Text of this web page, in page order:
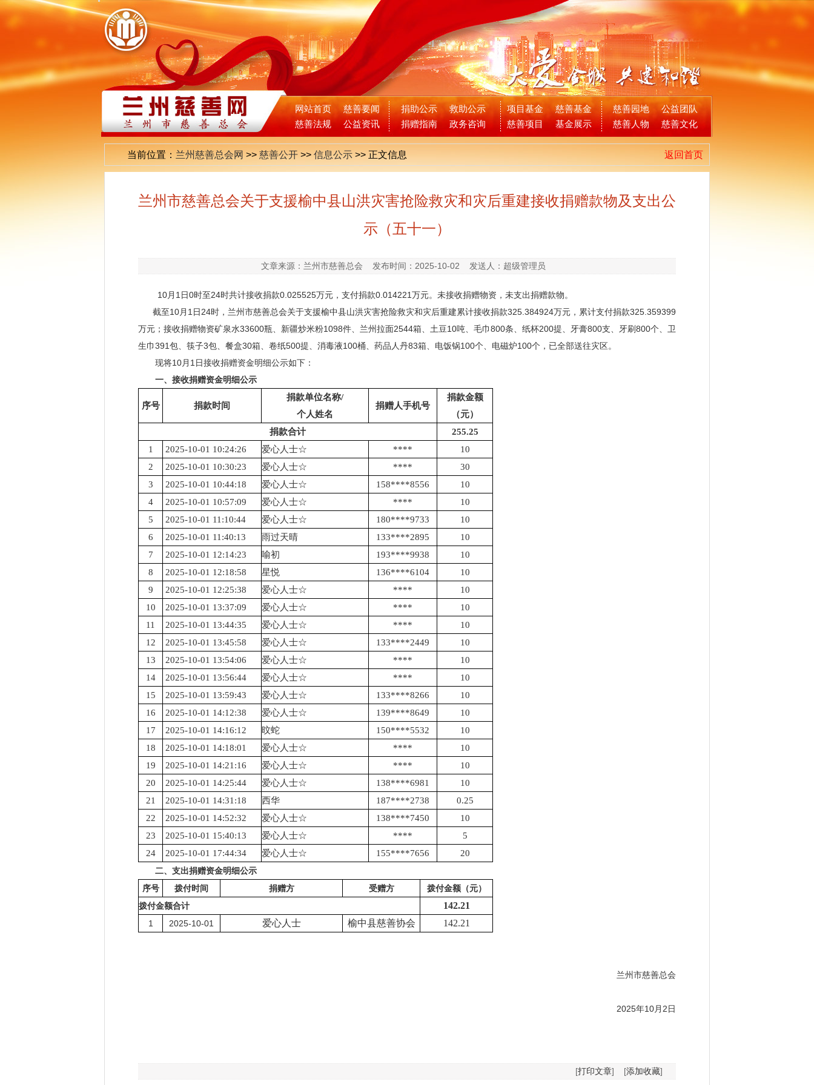
慈善园地
公益团队
慈善人物
慈善文化
项目基金
慈善基金
慈善项目
基金展示
捐助公示
救助公示
捐赠指南
政务咨询
网站首页
慈善要闻
慈善法规
公益资讯
当前位置： 兰州慈善总会网 >> 慈善公开 >> 信息公示 >> 正文信息 返回首页
兰州市慈善总会关于支援榆中县山洪灾害抢险救灾和灾后重建接收捐赠款物及支出公
示（五十一）
文章来源：兰州市慈善总会 发布时间：2025-10-02 发送人：超级管理员
10月1日0时至24时共计接收捐款0.025525万元，支付捐款0.014221万元。未接收捐赠物资，未支出捐赠款物。
截至10月1 日24时，兰州市慈善总会关于支援榆中县山洪灾害抢险救灾和灾后重建累计接收捐款325.384924万元，累计支付捐款325.359399
万元；接收捐赠物资矿泉水33600瓶、新疆炒米粉1098件、 兰州拉面2544箱、 土豆10吨、 毛巾800条、纸杯200提、牙膏800支、牙刷800个、卫
生巾391包、筷子3包、餐盒30箱、卷纸500提、消毒液100桶、药品人丹83箱、电饭锅100个、电磁炉100个， 已全部送往灾区。
现将10月1日接收捐赠资金明细公示如下：
一、接收捐赠资金明细公示
序号 捐款时间
捐款单位名称/
个人姓名
捐赠人手机号
捐款金额
（元）
捐款合计
255.25
1
2025-10-01 10:24:26 爱心人士☆ ****
10
2
2025-10-01 10:30:23 爱心人士☆ ****
30
3
2025-10-01 10:44:18 爱心人士☆ 158****8556
10
4
2025-10-01 10:57:09 爱心人士☆ ****
10
5
2025-10-01 11:10:44 爱心人士☆ 180****9733
10
6
2025-10-01 11:40:13 雨过天晴 133****2895
10
7
2025-10-01 12:14:23 喻初 193****9938
10
8
2025-10-01 12:18:58 星悦 136****6104
10
9
2025-10-01 12:25:38 爱心人士☆ ****
10
10
2025-10-01 13:37:09 爱心人士☆ ****
10
11
2025-10-01 13:44:35 爱心人士☆ ****
10
12
2025-10-01 13:45:58 爱心人士☆ 133****2449
10
13
2025-10-01 13:54:06 爱心人士☆ ****
10
14
2025-10-01 13:56:44 爱心人士☆ ****
10
15
2025-10-01 13:59:43 爱心人士☆ 133****8266
10
16
2025-10-01 14:12:38 爱心人士☆ 139****8649
10
17
2025-10-01 14:16:12 旼蛇 150****5532
10
18
2025-10-01 14:18:01 爱心人士☆ ****
10
19
2025-10-01 14:21:16 爱心人士☆ ****
10
20
2025-10-01 14:25:44 爱心人士☆ 138****6981
10
21
2025-10-01 14:31:18 西华 187****2738
0.25
22
2025-10-01 14:52:32 爱心人士☆ 138****7450
10
23
2025-10-01 15:40:13 爱心人士☆ ****
5
24
2025-10-01 17:44:34 爱心人士☆ 155****7656
20
二、支出捐赠资金明细公示
序号
拨付时间 捐赠方 受赠方
拨付金额（元）
拨付金额合计
142.21
1 2025-10-01 爱心人士 榆中县慈善协会 142.21
兰州市慈善总会
2025年10月2日
[打印文章] [添加收藏]